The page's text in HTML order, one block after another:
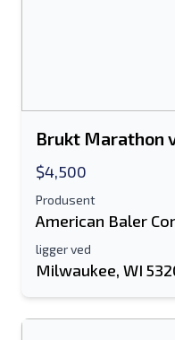
Brukt Marathon
$4,500
Produsent
American Baler
ligger ved
Milwaukee, WI